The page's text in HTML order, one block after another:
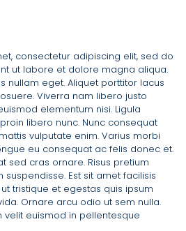
consectetur adipiscing elit, sed do
ut labore et dolore magna aliqua.
nullam eget. Aliquet porttitor lacus
Viverra nam libero justo
elementum nisi. Ligula
libero nunc. Nunc consequat
vulputate enim. Varius morbi
eu consequat ac felis donec et.
sed cras ornare. Risus pretium
Est sit amet facilisis
tristique et egestas quis ipsum
Ornare arcu odio ut sem nulla.
velit euismod in pellentesque